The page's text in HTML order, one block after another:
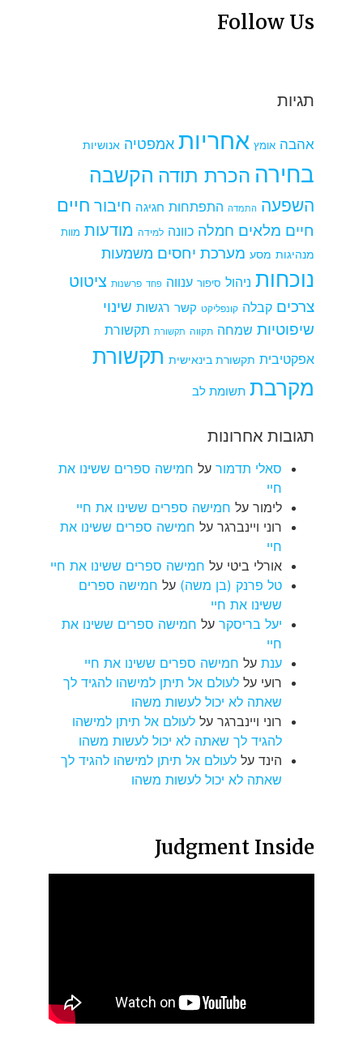
Follow Us
תגיות
אהבה אומץ אחריות אמפטיה אנושיות
בחירה הכרת תודה הקשבה
השפעה התמדה התפתחות חגיגה חיבור חיים
חיים מלאים חמלה כוונה למידה מודעות מוות
מנהיגות מסע מערכת יחסים משמעות
נוכחות ניהול סיפור ענווה פחד פרשנות ציטוט
צרכים קבלה קונפליקט קשר רגשות שינוי
שיפוטיות שמחה תקווה תקשורת תקשורת
אפקטיבית תקשורת בינאישית תקשורת
מקרבת תשומת לב
תגובות אחרונות
סאלי תדמור על חמישה ספרים ששינו את
חיי
לימור על חמישה ספרים ששינו את חיי
רוני ויינברגר על חמישה ספרים ששינו את
חיי
אורלי ביטי על חמישה ספרים ששינו את חיי
טל פרנק (בן משה) על חמישה ספרים
ששינו את חיי
יעל בריסקר על חמישה ספרים ששינו את
חיי
ענת על חמישה ספרים ששינו את חיי
רועי על לעולם אל תיתן למישהו להגיד לך
שאתה לא יכול לעשות משהו
רוני ויינברגר על לעולם אל תיתן למישהו
להגיד לך שאתה לא יכול לעשות משהו
הינד על לעולם אל תיתן למישהו להגיד לך
שאתה לא יכול לעשות משהו
Judgment Inside